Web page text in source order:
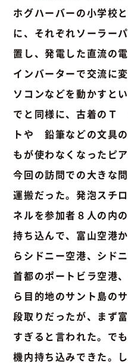
ホグハーバーの小学校
に、それぞれソーラー
置し、発電した直流の
インバーターで交流に
ソコンなどを動かすと
でと同様に、古着のＴ
トや 鉛筆などの文具
もが使わなくなったピ
今回の訪問での大きな
運搬だった。発泡スチ
ネルを参加者８人の内
持ち込んで、富山空港
らシドニー空港、シド
首都のポートビラ空港
ら目的地のサント島の
段取りだったが、まず
すぎると言われた。で
機内持ち込みできた。